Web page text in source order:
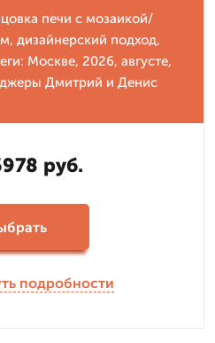
печи с мозаикой/
дизайнерский подход,
Москве, 2026, августе,
Дмитрий и Денис
руб.
подробности